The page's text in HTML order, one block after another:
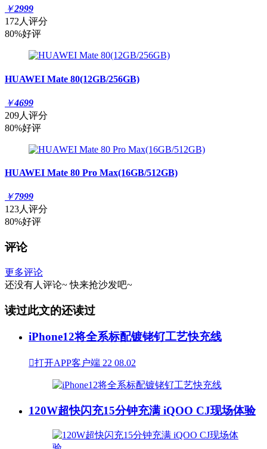
￥2999
172人评分
80%好评
HUAWEI Mate 80(12GB/256GB)
￥4699
209人评分
80%好评
HUAWEI Mate 80 Pro Max(16GB/512GB)
￥7999
123人评分
80%好评
评论
更多评论
还没有人评论~ 快来抢沙发吧~
读过此文的还读过
iPhone12将全系标配镀铑钌工艺快充线
打开APP客户端 22 08.02
120W超快闪充15分钟充满 iQOO CJ现场体验